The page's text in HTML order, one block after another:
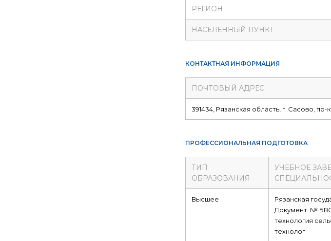
РЕГИОН
НАСЕЛЕННЫЙ ПУНКТ
КОНТАКТНАЯ ИНФОРМАЦИЯ
ПОЧТОВЫЙ АДРЕС
391434, Рязанская область, г. Сасово, пр-
ПРОФЕССИОНАЛЬНАЯ ПОДГОТОВКА
ТИП
ОБРАЗОВАНИЯ
УЧЕБНОЕ
Высшее
Рязанская
Документ: № БВС
технология
технолог